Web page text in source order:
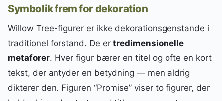
Symbolik frem for dekoration
Willow Tree-figurer er ikke dekorationsgenstande i
traditionel forstand. De er tredimensionelle
metaforer. Hver figur bærer en titel og ofte en kort
tekst, der antyder en betydning — men aldrig
dikterer den. Figuren “Promise” viser to figurer, der